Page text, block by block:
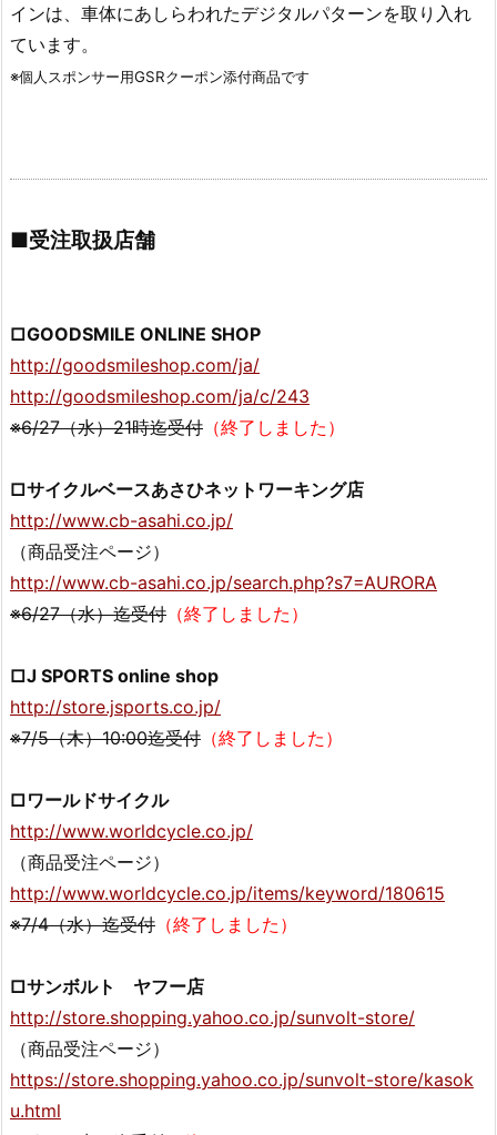
インは、車体にあしらわれたデジタルパターンを取り入れ
ています。
※個人スポンサー用GSRクーポン添付商品です
■受注取扱店舗
□GOODSMILE ONLINE SHOP
http://goodsmileshop.com/ja/
http://goodsmileshop.com/ja/c/243
※6/27（水）21時迄受付 （終了しました）
□サイクルベースあさひネットワーキング店
http://www.cb-asahi.co.jp/
（商品受注ページ）
http://www.cb-asahi.co.jp/search.php?s7=AURORA
※6/27（水）迄受付 （終了しました）
□J SPORTS online shop
http://store.jsports.co.jp/
※7/5（木）10:00迄受付 （終了しました）
□ワールドサイクル
http://www.worldcycle.co.jp/
（商品受注ページ）
http://www.worldcycle.co.jp/items/keyword/180615
※7/4（水）迄受付 （終了しました）
□サンボルト ヤフー店
http://store.shopping.yahoo.co.jp/sunvolt-store/
（商品受注ページ）
https://store.shopping.yahoo.co.jp/sunvolt-store/kasok
u.html